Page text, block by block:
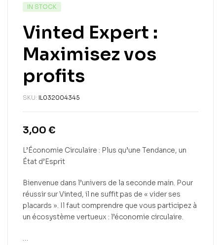
IN STOCK
Vinted Expert :
Maximisez vos
profits
SKU: IL032004345
3,00 €
L’Économie Circulaire : Plus qu’une Tendance, un
État d’Esprit
Bienvenue dans l’univers de la seconde main. Pour
réussir sur Vinted, il ne suffit pas de « vider ses
placards ». Il faut comprendre que vous participez à
un écosystème vertueux : l’économie circulaire.
…